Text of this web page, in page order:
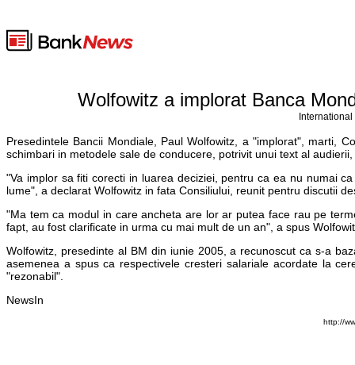
Wolfowitz a implorat Banca
Presedintele Bancii Mondiale, Paul Wolfowitz, a "implorat", marti,
schimbari in metodele sale de conducere, potrivit unui text al
"Va implor sa fiti corecti in luarea deciziei, pentru ca ea nu numai
lume", a declarat Wolfowitz in fata Consiliului, reunit pentru discutii
"Ma tem ca modul in care ancheta are lor ar putea face rau pe
fapt, au fost clarificate in urma cu mai mult de un an", a spus
Wolfowitz, presedinte al BM din iunie 2005, a recunoscut ca s-a
asemenea a spus ca respectivele cresteri salariale acordate la
"rezonabil".
NewsIn
http://